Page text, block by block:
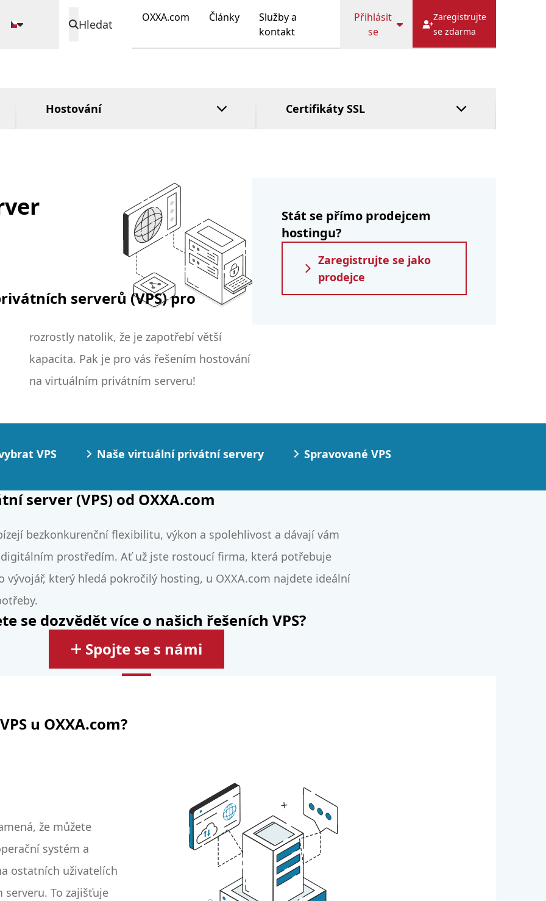
OXXA.com Články
Služby a
kontakt
Přihlásit
se
Zaregistrujte
se zdarma
Hledat
Hostování Certifikáty SSL
HostFact
Služba správce
DirectAdmin
domény
serverů (VPS) pro
na virtuálním privátním serveru!
Stát se přímo prodejcem
hostingu?
Zaregistrujte se jako
prodejce
VPS Naše virtuální privátní servery Spravované VPS
server (VPS) od OXXA.com
bezkonkurenční flexibilitu, výkon a spolehlivost a dávají vám
prostředím. Ať už jste rostoucí firma, která potřebuje
vývojář, který hledá pokročilý hosting, u OXXA.com najdete ideální
se dozvědět více o našich řešeních VPS?
Spojte se s námi
u OXXA.com?
že můžete
systém a
ostatních uživatelích
To zajišťuje